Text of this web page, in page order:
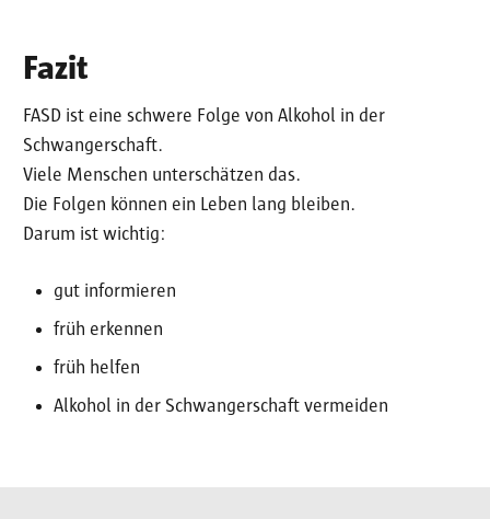
Fazit
FASD ist eine schwere Folge von Alkohol in der
Schwangerschaft.
Viele Menschen unterschätzen das.
Die Folgen können ein Leben lang bleiben.
Darum ist wichtig:
gut informieren
früh erkennen
früh helfen
Alkohol in der Schwangerschaft vermeiden